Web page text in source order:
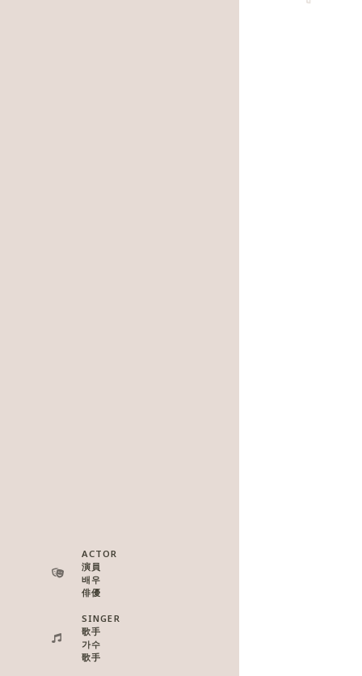
ACTOR
演員
배우
俳優
SINGER
歌手
가수
歌手